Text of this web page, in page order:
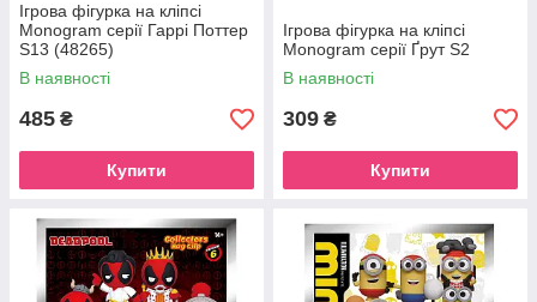
Ігрова фігурка на кліпсі
Monogram серії Гаррі Поттер
S13 (48265)
В наявності
485 ₴
Купити
Ігрова фігурка на кліпсі
Monogram серії Ґрут S2
В наявності
309 ₴
Купити